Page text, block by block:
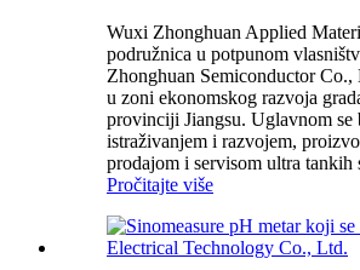
Wuxi Zhonghuan Applied
podružnica u potpunom
Zhonghuan Semiconductor Co.,
u zoni ekonomskog razvoja
provinciji Jiangsu. Uglavnom se
istraživanjem i razvojem,
prodajom i servisom ultra tankih
Pročitajte više